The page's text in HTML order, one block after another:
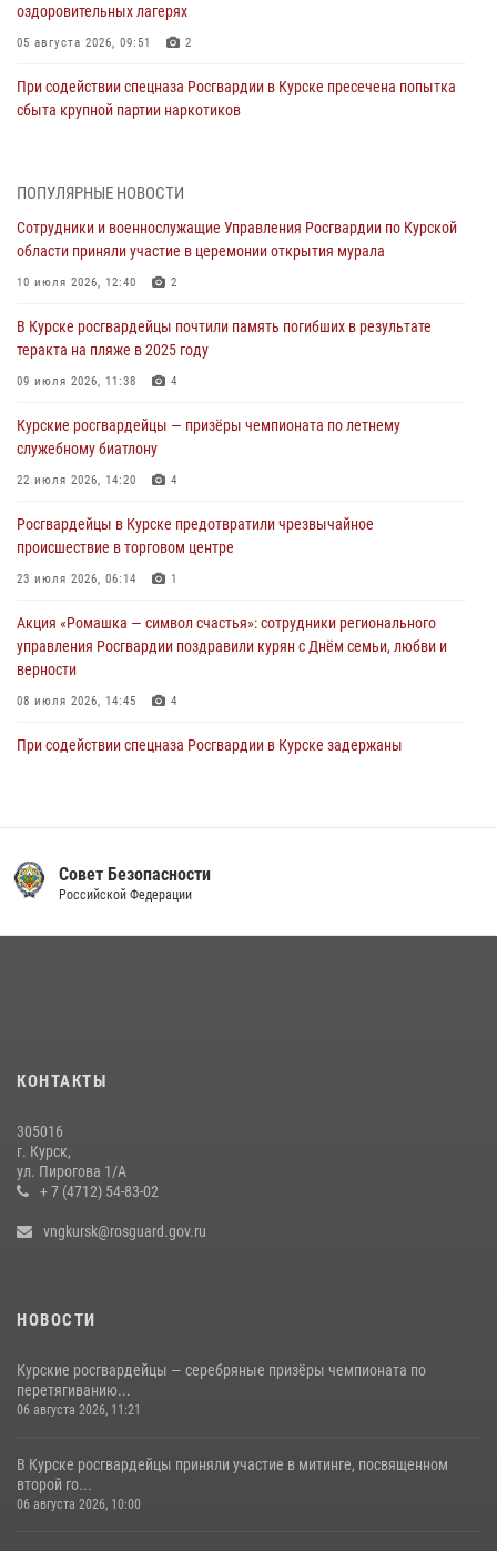
оздоровительных лагерях
05 августа 2026, 09:51 2
При содействии спецназа Росгвардии в Курске пресечена попытка
сбыта крупной партии наркотиков
За прошедшую неделю росгвардейцы Курской области проверили
04 августа 2026, 07:00
В Курской области росгвардейцы за прошедшую неделю совершили
03 августа 2026, 09:46
За прошедшую неделю росгвардейцы Курской области проверили
30 июля 2026, 07:00
Курские росгвардейцы приняли участие в благодарственном
28 июля 2026, 13:17
ПОПУЛЯРНЫЕ НОВОСТИ
Сотрудники и военнослужащие Управления Росгвардии по Курской
области приняли участие в церемонии открытия мурала
10 июля 2026, 12:40 2
В Курске росгвардейцы почтили память погибших в результате
теракта на пляже в 2025 году
09 июля 2026, 11:38 4
Курские росгвардейцы — призёры чемпионата по летнему
служебному биатлону
22 июля 2026, 14:20 4
Росгвардейцы в Курске предотвратили чрезвычайное
происшествие в торговом центре
23 июля 2026, 06:14 1
Акция «Ромашка — символ счастья»: сотрудники регионального
управления Росгвардии поздравили курян с Днём семьи, любви и
верности
08 июля 2026, 14:45 4
При содействии спецназа Росгвардии в Курске задержаны
первого этапа фотоконкурса «В объективе Росгвардия»
22 июля 2026, 12:38 2
Центральный округ Росгвардии отмечает 105-летие
15 июля 2026, 10:00
Совет Безопасности
Российской Федерации
КОНТАКТЫ
305016
г. Курск,
ул. Пирогова 1/А
+ 7 (4712) 54-83-02
vngkursk@rosguard.gov.ru
НОВОСТИ
Курские росгвардейцы — серебряные призёры чемпионата по
перетягиванию...
06 августа 2026, 11:21
В Курске росгвардейцы приняли участие в митинге, посвященном
второй го...
06 августа 2026, 10:00